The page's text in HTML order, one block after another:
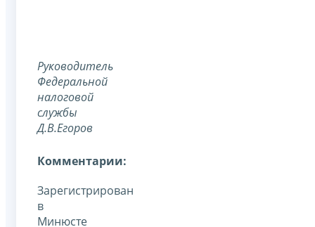
Руководитель
Федеральной
налоговой
службы
Д.В.Егоров
Комментарии:
Зарегистрирован
в
Минюсте